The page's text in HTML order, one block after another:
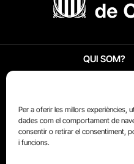
Per a oferir les millors experiències,
dades com el comportament de
consentir o retirar el consentiment,
i funcions.
QUI SOM?